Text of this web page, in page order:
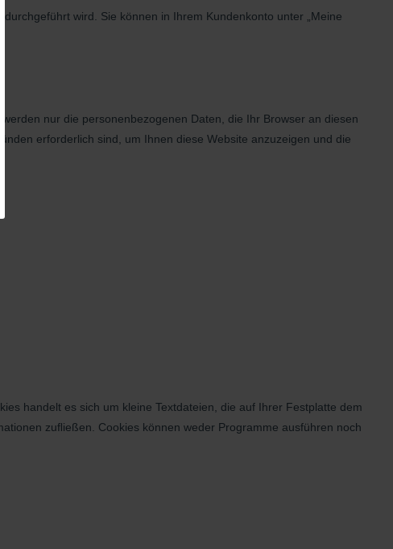
wird. Sie können in Ihrem Kundenkonto unter „Meine
nur die personenbezogenen Daten, die Ihr Browser an diesen
erforderlich sind, um Ihnen diese Website anzuzeigen und die
handelt es sich um kleine Textdateien, die auf Ihrer Festplatte dem
zuﬂießen. Cookies können weder Programme ausführen noch